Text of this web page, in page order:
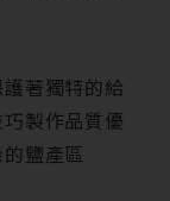
著獨特的給
製作品質優
鹽產區